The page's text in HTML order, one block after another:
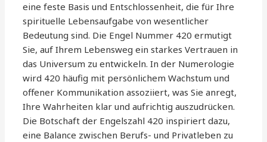
eine feste Basis und Entschlossenheit, die für Ihre
spirituelle Lebensaufgabe von wesentlicher
Bedeutung sind. Die Engel Nummer 420 ermutigt
Sie, auf Ihrem Lebensweg ein starkes Vertrauen in
das Universum zu entwickeln. In der Numerologie
wird 420 häufig mit persönlichem Wachstum und
offener Kommunikation assoziiert, was Sie anregt,
Ihre Wahrheiten klar und aufrichtig auszudrücken.
Die Botschaft der Engelszahl 420 inspiriert dazu,
eine Balance zwischen Berufs- und Privatleben zu